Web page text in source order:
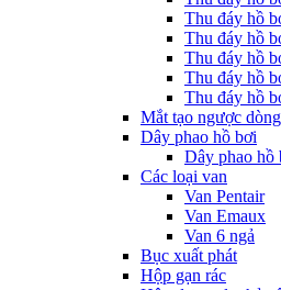
Thu đáy hồ
Thu đáy hồ
Thu đáy hồ
Thu đáy hồ
Thu đáy hồ
Mắt tạo ngược dòng
Dây phao hồ bơi
Dây phao hồ
Các loại van
Van Pentair
Van Emaux
Van 6 ngả
Bục xuất phát
Hộp gạn rác